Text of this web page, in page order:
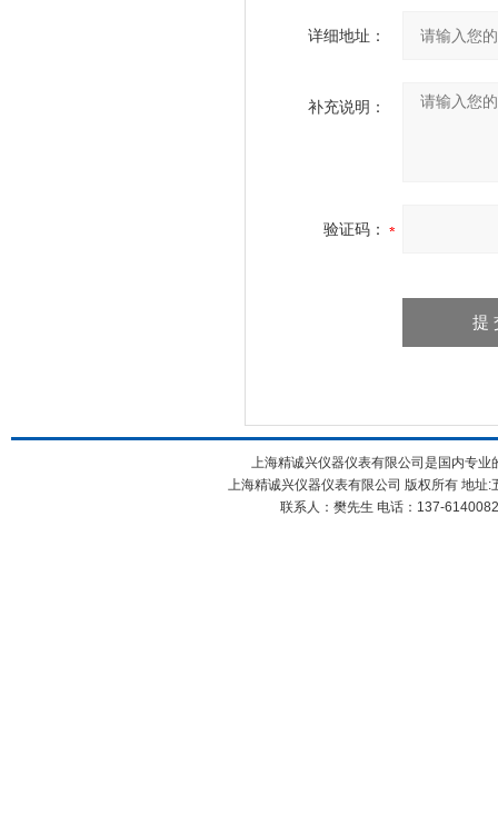
详细地址：
补充说明：
验证码：
上海精诚兴仪器仪表有限公司是国内专
上海精诚兴仪器仪表有限公司 版权所有 地
联系人：樊先生 电话：137-